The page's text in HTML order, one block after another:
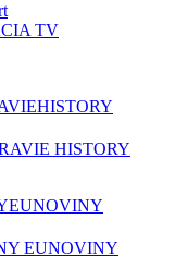
TV
HISTORY
HISTORY
EUNOVINY
EUNOVINY